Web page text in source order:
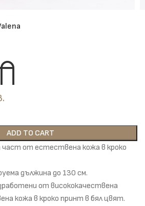
ADD TO CART
част от естествена кожа в кроко
дължина до 130 см.
от висококачествена
кожа в кроко принт в бял цвят.